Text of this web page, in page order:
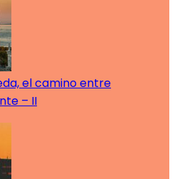
el camino entre
– II